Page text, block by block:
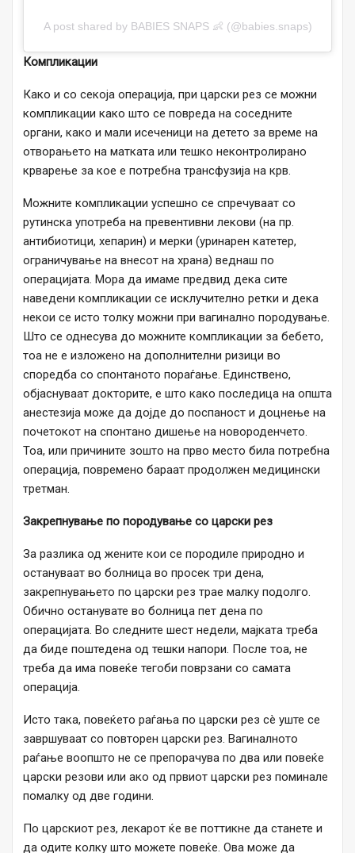
A post shared by BABIES SNAPS 👶 (@babies.snaps)
Компликации
Како и со секоја операција, при царски рез се можни
компликации како што се повреда на соседните
органи, како и мали исеченици на детето за време на
отворањето на матката или тешко неконтролирано
крварење за кое е потребна трансфузија на крв.
Можните компликации успешно се спречуваат со
рутинска употреба на превентивни лекови (на пр.
антибиотици, хепарин) и мерки (уринарен катетер,
ограничување на внесот на храна) веднаш по
операцијата. Мора да имаме предвид дека сите
наведени компликации се исклучително ретки и дека
некои се исто толку можни при вагинално породување.
Што се однесува до можните компликации за бебето,
тоа не е изложено на дополнителни ризици во
споредба со спонтаното пораѓање. Единствено,
објаснуваат докторите, е што како последица на општа
анестезија може да дојде до поспаност и доцнење на
почетокот на спонтано дишење на новороденчето.
Тоа, или причините зошто на прво место била потребна
операција, повремено бараат продолжен медицински
третман.
Закрепнување по породување со царски рез
За разлика од жените кои се породиле природно и
остануваат во болница во просек три дена,
закрепнувањето по царски рез трае малку подолго.
Обично останувате во болница пет дена по
операцијата. Во следните шест недели, мајката треба
да биде поштедена од тешки напори. После тоа, не
треба да има повеќе тегоби поврзани со самата
операција.
Исто така, повеќето раѓања по царски рез сè уште се
завршуваат со повторен царски рез. Вагиналното
раѓање воопшто не се препорачува по два или повеќе
царски резови или ако од првиот царски рез поминале
помалку од две години.
По царскиот рез, лекарот ќе ве поттикне да станете и
да одите колку што можете повеќе. Ова може да